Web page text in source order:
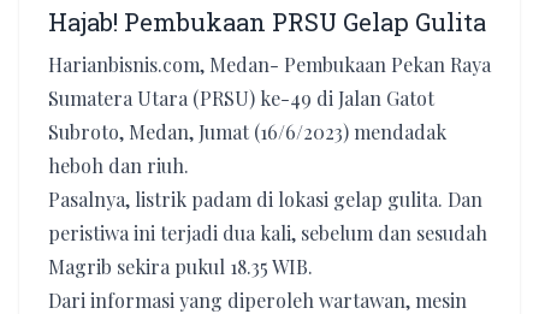
Hajab! Pembukaan PRSU Gelap Gulita
Harianbisnis.com, Medan- Pembukaan Pekan Raya
Sumatera Utara (PRSU) ke-49 di Jalan Gatot
Subroto, Medan, Jumat (16/6/2023) mendadak
heboh dan riuh.
Pasalnya, listrik padam di lokasi gelap gulita. Dan
peristiwa ini terjadi dua kali, sebelum dan sesudah
Magrib sekira pukul 18.35 WIB.
Dari informasi yang diperoleh wartawan, mesin